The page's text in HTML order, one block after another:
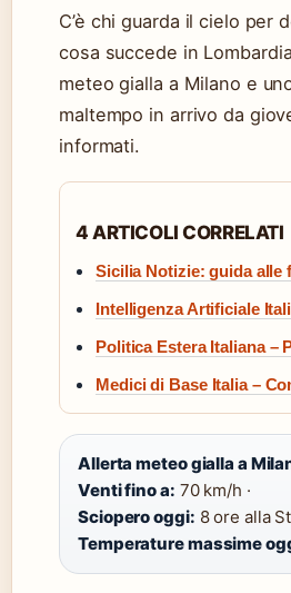
C’è chi guarda il cielo per
cosa succede in
meteo gialla a Milano e
maltempo in arrivo da
informati.
4 ARTICOLI CORRELATI
Sicilia Notizie: guida
Intelligenza Artificiale
Politica Estera Italiana –
Medici di Base Italia –
Allerta meteo gialla a
Venti fino a: 70 km/h ·
Sciopero oggi: 8 ore alla
Temperature massime